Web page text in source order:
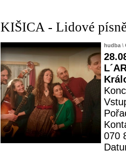
KIŠICA - Lidové
hudba \
070